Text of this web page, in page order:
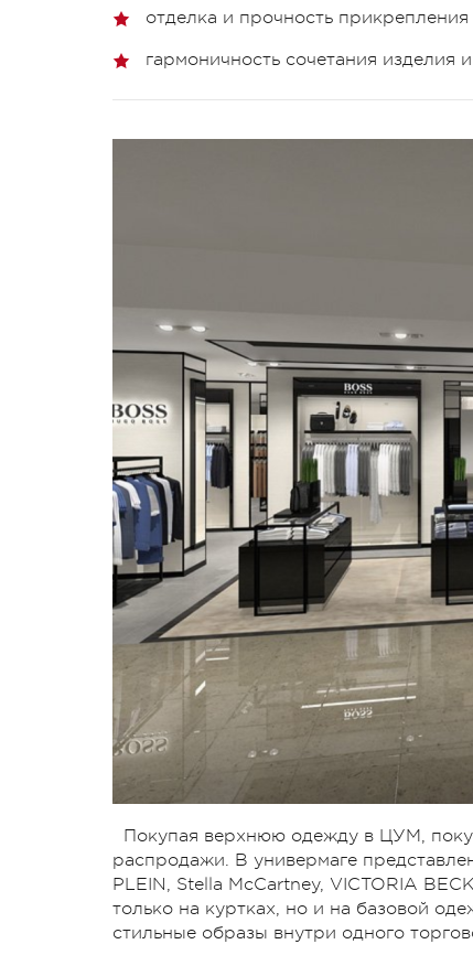
отделка и прочность
гармоничность сочетания изделия
Покупая верхнюю одежду в ЦУМ,
распродажи. В универмаге
PLEIN, Stella McCartney, VICTORIA
только на куртках, но и на базовой
стильные образы внутри одного